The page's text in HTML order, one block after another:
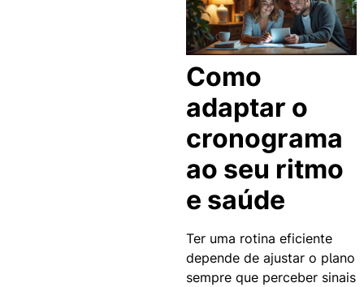
Como
adaptar o
cronograma
ao seu ritmo
e saúde
Ter uma rotina eficiente
depende de ajustar o plano
sempre que perceber sinais